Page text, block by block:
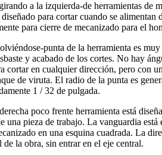
a la izquierda-de herramientas de
para cortar cuando se alimentan
para cierre de mecanizado para el
punta de la herramienta es
y acabado de los cortes. No hay
cortar en cualquier dirección, pero con
de viruta. El radio de la punta es
1 / 32 de pulgada.
poco frente herramienta está
una pieza de trabajo. La vanguardia
en una esquina cuadrada. La
de la obra, sin entrar en el eje central.